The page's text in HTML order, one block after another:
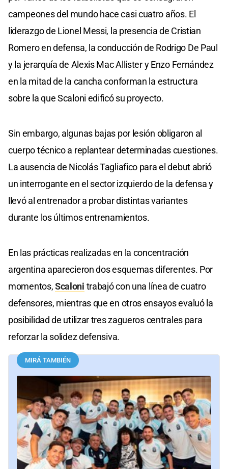
campeones del mundo hace casi cuatro años. El
liderazgo de Lionel Messi, la presencia de Cristian
Romero en defensa, la conducción de Rodrigo De Paul
y la jerarquía de Alexis Mac Allister y Enzo Fernández
en la mitad de la cancha conforman la estructura
sobre la que Scaloni edificó su proyecto.
Sin embargo, algunas bajas por lesión obligaron al
cuerpo técnico a replantear determinadas cuestiones.
La ausencia de Nicolás Tagliafico para el debut abrió
un interrogante en el sector izquierdo de la defensa y
llevó al entrenador a probar distintas variantes
durante los últimos entrenamientos.
En las prácticas realizadas en la concentración
argentina aparecieron dos esquemas diferentes. Por
momentos,Scaloni trabajó con una línea de cuatro
defensores, mientras que en otros ensayos evaluó la
posibilidad de utilizar tres zagueros centrales para
reforzar la solidez defensiva.
MIRÁ TAMBIÉN